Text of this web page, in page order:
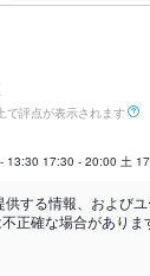
で評点が表示されます
13:30 17:30 - 20:00 土
供する情報、および
正確な場合があり